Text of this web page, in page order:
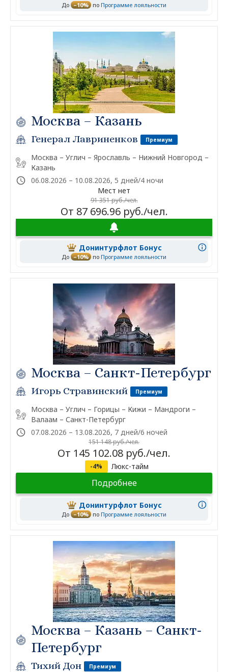
До –10% по Программе лояльности
Москва – Казань
Генерал Лавриненков Премиум
Москва – Углич – Ярославль – Нижний Новгород –
Казань
06.08.2026 – 10.08.2026, 5 дней/4 ночи
Мест нет
91 351 руб./чел.
От 87 696.96 руб./чел.
Донинтурфлот Бонус
До –10% по Программе лояльности
Москва – Санкт-Петербург
Игорь Стравинский Премиум
Москва – Углич – Горицы – Кижи – Мандроги –
Валаам – Санкт-Петербург
07.08.2026 – 13.08.2026, 7 дней/6 ночей
151 148 руб./чел.
От 145 102.08 руб./чел.
-4% Люкс-тайм
Подробнее
Донинтурфлот Бонус
До –10% по Программе лояльности
Москва – Казань – Санкт-
Петербург
Тихий Дон Премиум